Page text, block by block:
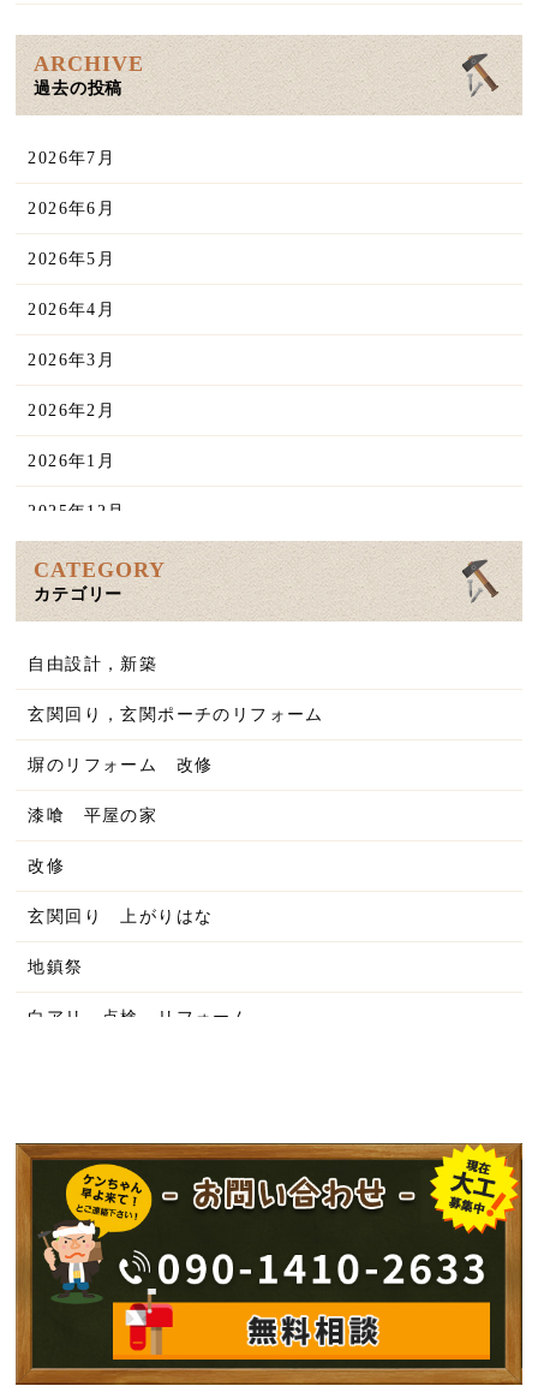
ARCHIVE
過去の投稿
2026年7月
2026年6月
2026年5月
2026年4月
2026年3月
2026年2月
2026年1月
2025年12月
2025年11月
2025年10月
2025年9月
2025年8月
2025年7月
2025年6月
2025年5月
2025年4月
2025年3月
2025年2月
2024年11月
2024年10月
2024年9月
2024年7月
CATEGORY
カテゴリー
自由設計，新築
玄関回り，玄関ポーチのリフォーム
塀のリフォーム 改修
漆喰 平屋の家
改修
玄関回り 上がりはな
地鎮祭
白アリ 点検 リフォーム
工務店
手加工手刻み
古民家再生
リノベーション
増改築